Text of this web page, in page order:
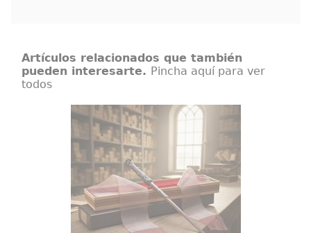
Artículos relacionados que también
pueden interesarte. Pincha aquí para ver
todos
Varita de Harry Potter Ollivander
Varita de Harry Potter original con
licencia oficial, diseñada para
convertir cualquier colección en
una pieza con presencia propia
desde el primer vistazo. Esta
réplica de Harry Potter a escala
1:1 reúne acabado cuidado